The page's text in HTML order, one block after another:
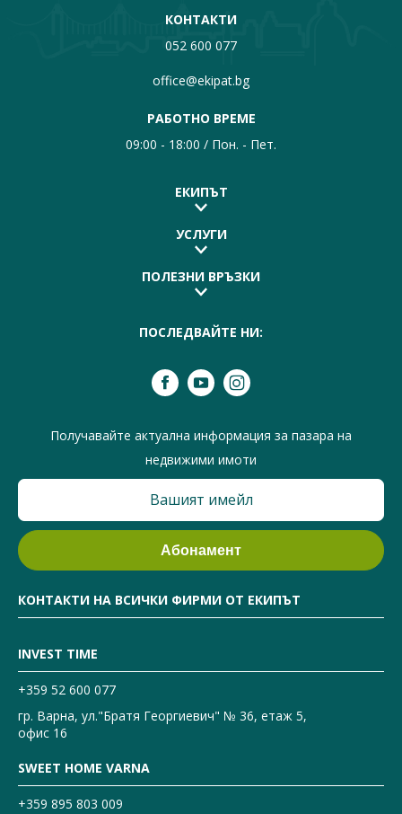
КОНТАКТИ
052 600 077
office@ekipat.bg
РАБОТНО ВРЕМЕ
09:00 - 18:00 / Пон. - Пет.
ЕКИПЪТ
УСЛУГИ
ПОЛЕЗНИ ВРЪЗКИ
ПОСЛЕДВАЙТЕ НИ:
Получавайте актуална информация за пазара на
недвижими имоти
КОНТАКТИ НА ВСИЧКИ ФИРМИ ОТ ЕКИПЪТ
INVEST TIME
+359 52 600 077
гр. Варна, ул."Братя Георгиевич" № 36, етаж 5,
офис 16
SWEET HOME VARNA
+359 895 803 009